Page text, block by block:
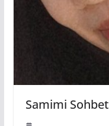
Samimi Sohbet